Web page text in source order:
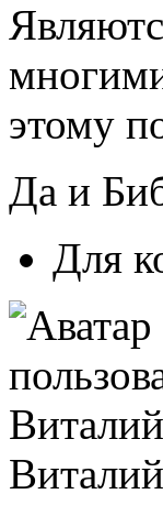
этому
Да и
Для